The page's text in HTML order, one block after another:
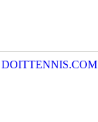
DOITTENNIS.COM